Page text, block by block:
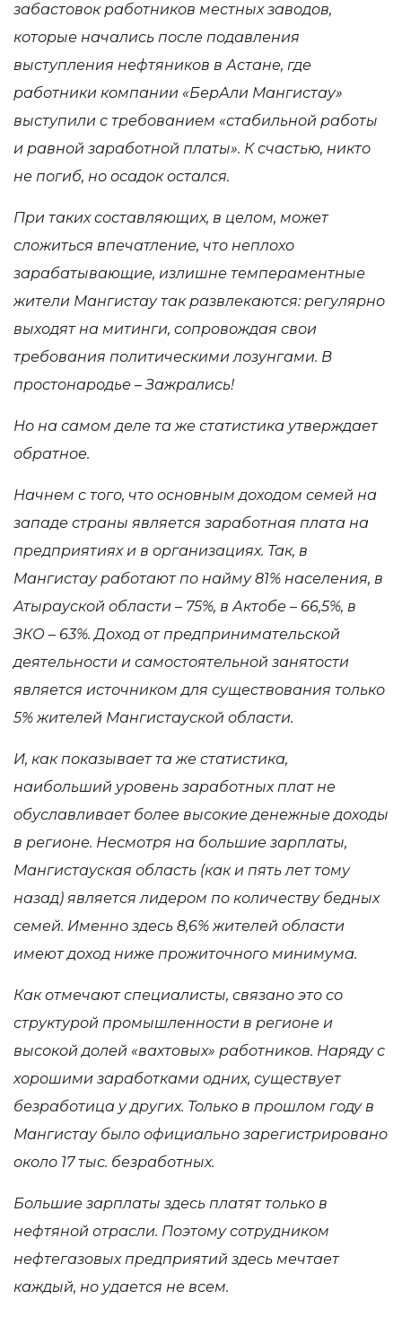
забастовок работников местных заводов,
которые начались после подавления
выступления нефтяников в Астане, где
работники компании «БерАли Мангистау»
выступили с требованием «стабильной работы
и равной заработной платы». К счастью, никто
не погиб, но осадок остался.
При таких составляющих, в целом, может
сложиться впечатление, что неплохо
зарабатывающие, излишне темпераментные
жители Мангистау так развлекаются: регулярно
выходят на митинги, сопровождая свои
требования политическими лозунгами. В
простонародье – Зажрались!
Но на самом деле та же статистика утверждает
обратное.
Начнем с того, что основным доходом семей на
западе страны является заработная плата на
предприятиях и в организациях. Так, в
Мангистау работают по найму 81% населения, в
Атырауской области – 75%, в Актобе – 66,5%, в
ЗКО – 63%. Доход от предпринимательской
деятельности и самостоятельной занятости
является источником для существования только
5% жителей Мангистауской области.
И, как показывает та же статистика,
наибольший уровень заработных плат не
обуславливает более высокие денежные доходы
в регионе. Несмотря на большие зарплаты,
Мангистауская область (как и пять лет тому
назад) является лидером по количеству бедных
семей. Именно здесь 8,6% жителей области
имеют доход ниже прожиточного минимума.
Как отмечают специалисты, связано это со
структурой промышленности в регионе и
высокой долей «вахтовых» работников. Наряду с
хорошими заработками одних, существует
безработица у других. Только в прошлом году в
Мангистау было официально зарегистрировано
около 17 тыс. безработных.
Большие зарплаты здесь платят только в
нефтяной отрасли. Поэтому сотрудником
нефтегазовых предприятий здесь мечтает
каждый, но удается не всем.